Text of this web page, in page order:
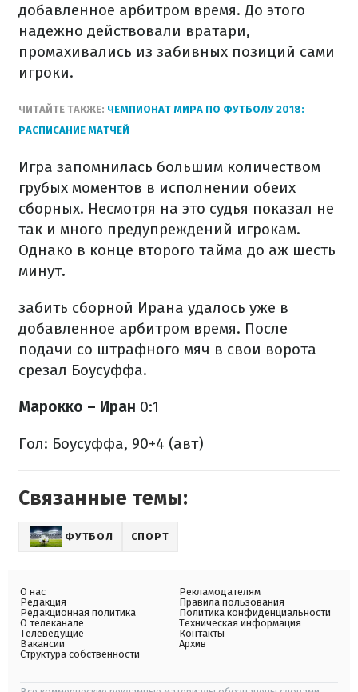
добавленное арбитром время. До этого
надежно действовали вратари,
промахивались из забивных позиций сами
игроки.
ЧИТАЙТЕ ТАКЖЕ: ЧЕМПИОНАТ МИРА ПО ФУТБОЛУ 2018:
РАСПИСАНИЕ МАТЧЕЙ
Игра запомнилась большим количеством
грубых моментов в исполнении обеих
сборных. Несмотря на это судья показал не
так и много предупреждений игрокам.
Однако в конце второго тайма до аж шесть
минут.
забить сборной Ирана удалось уже в
добавленное арбитром время. После
подачи со штрафного мяч в свои ворота
срезал Боусуффа.
Марокко – Иран 0:1
Гол: Боусуффа, 90+4 (авт)
Связанные темы:
ФУТБОЛ СПОРТ
О нас
Редакция
Редакционная политика
О телеканале
Телеведущие
Вакансии
Структура собственности
Рекламодателям
Правила пользования
Политика конфиденциальности
Техническая информация
Контакты
Архив